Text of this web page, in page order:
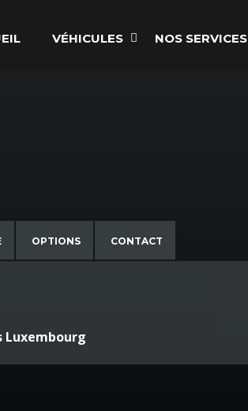
VÉHICULES NOS SERVICES
OPTIONS CONTACT
Luxembourg